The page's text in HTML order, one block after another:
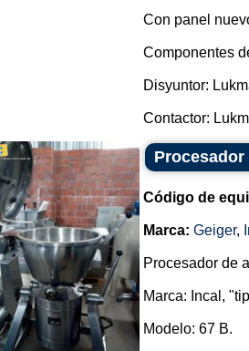
Con panel
Componentes
Disyuntor:
Contactor:
Código de
Marca: Geiger,
Procesador de
Marca: Incal,
Modelo: 67 B.